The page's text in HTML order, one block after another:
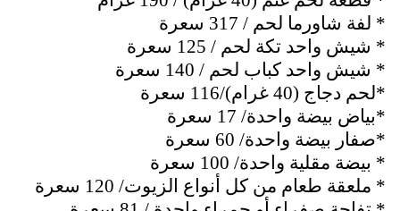
* لفة شاورما لحم / 317 سعرة
* شيش واحد تكة لحم / 125 سعرة
* شيش واحد كباب لحم / 140 سعرة
*لحم دجاج (40 غرام)/116 سعرة
*بياض بيضة واحدة/ 17 سعرة
*صفار بيضة واحدة/ 60 سعرة
* بيضة مقلية واحدة/ 100 سعرة
* ملعقة طعام من كل أنواع الزيوت/ 120 سعرة